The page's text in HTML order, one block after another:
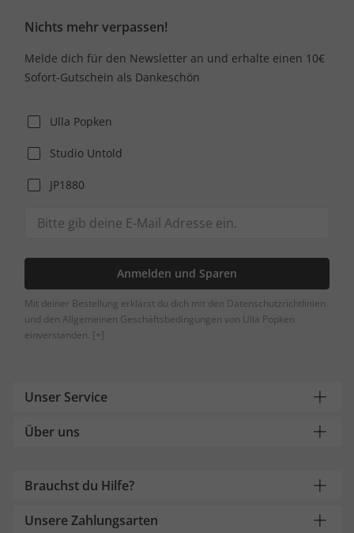
Nichts mehr verpassen!
Melde dich für den Newsletter an und erhalte einen 10€
Sofort-Gutschein als Dankeschön
Ulla Popken
Studio Untold
JP1880
Anmelden und Sparen
Mit deiner Bestellung erklärst du dich mit den Datenschutzrichtlinien
und den Allgemeinen Geschäftsbedingungen von Ulla Popken
einverstanden. [+]
Unser Service
Über uns
Brauchst du Hilfe?
Unsere Zahlungsarten